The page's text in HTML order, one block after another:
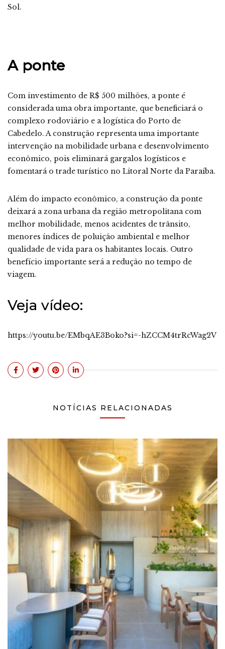
Sol.
A ponte
Com investimento de R$ 500 milhões, a ponte é
considerada uma obra importante, que beneficiará o
complexo rodoviário e a logística do Porto de
Cabedelo. A construção representa uma importante
intervenção na mobilidade urbana e desenvolvimento
econômico, pois eliminará gargalos logísticos e
fomentará o trade turístico no Litoral Norte da Paraíba.
Além do impacto econômico, a construção da ponte
deixará a zona urbana da região metropolitana com
melhor mobilidade, menos acidentes de trânsito,
menores índices de poluição ambiental e melhor
qualidade de vida para os habitantes locais. Outro
benefício importante será a redução no tempo de
viagem.
Veja vídeo:
https://youtu.be/EMbqAE3Boko?si=-hZCCM4trRcWag2V
NOTÍCIAS RELACIONADAS